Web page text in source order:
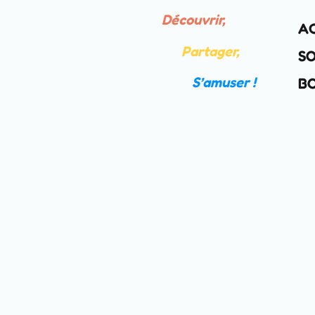
Découvrir,
Partager,
S’amuser !